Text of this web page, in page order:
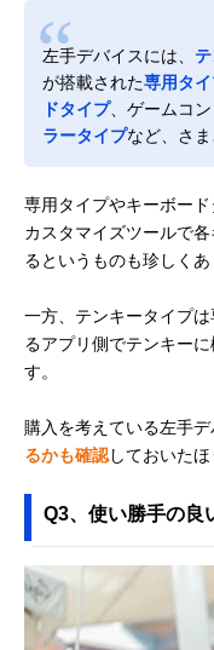
左手デバイスには、
が搭載された専用タ
ドタイプ、ゲームコ
ラータイプなど、さま
専用タイプやキーボー
カスタマイズツールで
るというものも珍しくあ
一方、テンキータイプ
るアプリ側でテンキー
す。
購入を考えている左手デ
るかも確認しておいたほ
Q3、使い勝手の良